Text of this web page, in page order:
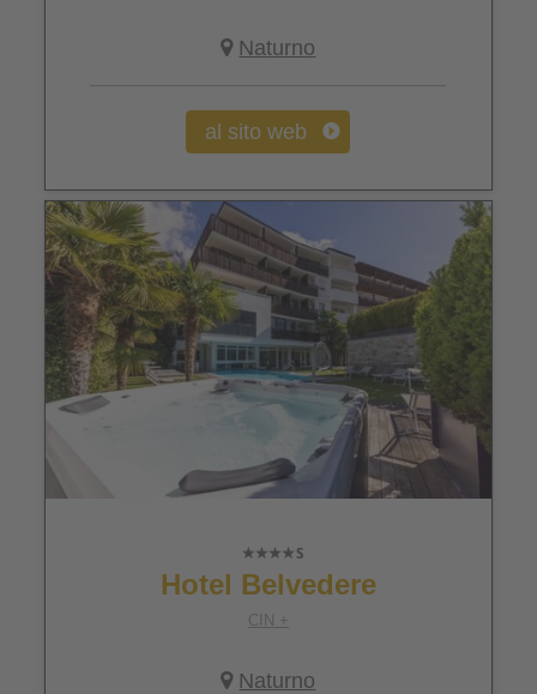
Naturno
al sito web
Hotel Belvedere
CIN +
Naturno